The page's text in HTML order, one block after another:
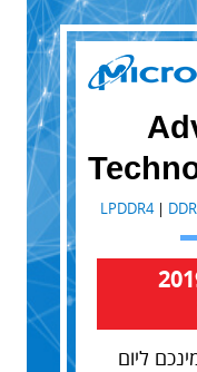
LPDDR4|
ליום